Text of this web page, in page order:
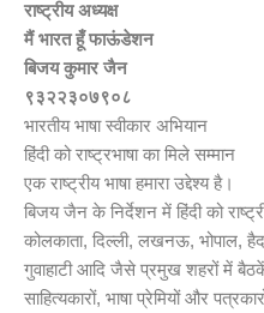
राष्ट्रीय अध्यक्ष
मैं भारत हूँ फाऊंडेशन
बिजय कुमार जैन
९३२२३०७९०८
भारतीय भाषा स्वीकार अभियान
हिंदी को राष्ट्रभाषा का मिले सम्मान
एक राष्ट्रीय भाषा हमारा उद्देश्य है।
बिजय जैन के निर्देशन में हिंदी को
कोलकाता, दिल्ली, लखनऊ, भोपाल,
गुवाहाटी आदि जैसे प्रमुख शहरों में
साहित्यकारों, भाषा प्रेमियों और